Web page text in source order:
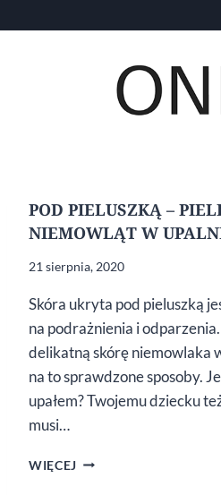
do
POD PIELUSZKĄ –
NIEMOWLĄT W
21 sierpnia, 2020
Skóra ukryta pod pieluszką
na podrażnienia i
delikatną skórę niemowlaka
na to sprawdzone sposoby.
upałem? Twojemu dziecku
musi…
WIĘCEJ POD PIELUSZKĄ